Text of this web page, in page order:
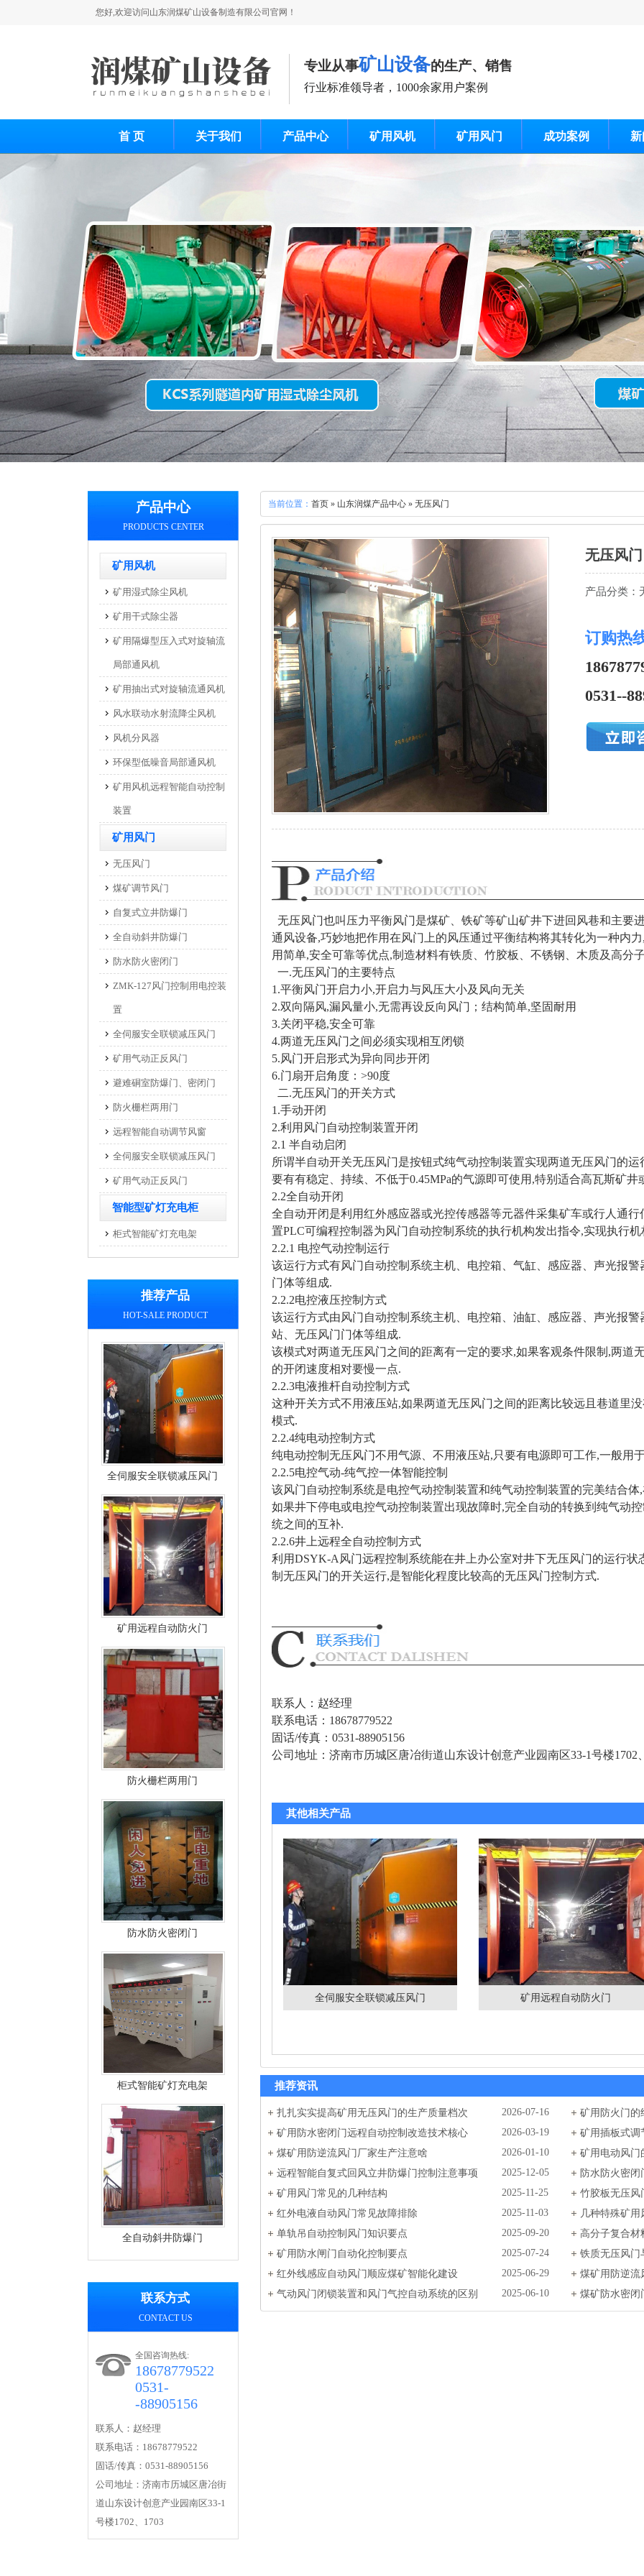
您好,欢迎访问山东润煤矿山设备制造有限公司官网！
专业从事矿山设备的生产、销售
行业标准领导者，1000余家用户案例
首 页 关于我们 产品中心 矿用风机 矿用风门 成功案例
产品中心
PRODUCTS CENTER
矿用风机
矿用湿式除尘风机
矿用干式除尘器
矿用隔爆型压入式对旋轴流
局部通风机
矿用抽出式对旋轴流通风机
风水联动水射流降尘风机
风机分风器
环保型低噪音局部通风机
矿用风机远程智能自动控制
装置
矿用风门
无压风门
煤矿调节风门
自复式立井防爆门
全自动斜井防爆门
防水防火密闭门
ZMK-127风门控制用电控装
置
全伺服安全联锁减压风门
矿用气动正反风门
避难硐室防爆门、密闭门
防火栅栏两用门
远程智能自动调节风窗
全伺服安全联锁减压风门
矿用气动正反风门
智能型矿灯充电柜
柜式智能矿灯充电架
推荐产品
HOT-SALE PRODUCT
全伺服安全联锁减压风门
矿用远程自动防火门
防火栅栏两用门
防水防火密闭门
柜式智能矿灯充电架
全自动斜井防爆门
联系方式
CONTACT US
全国咨询热线:
18678779522
0531-
-88905156
联系人：赵经理
联系电话：18678779522
固话/传真：0531-88905156
公司地址：济南市历城区唐冶街
道山东设计创意产业园南区33-1
号楼1702、1703
当前位置： 首页 » 山东润煤产品中心 » 无压风门
无压风门
产品分类：
订购热
0531--
无压风门也叫压力平衡风门是煤矿、铁矿等矿山矿井下进回风巷和主要
通风设备,巧妙地把作用在风门上的风压通过平衡结构将其转化为一种内
用简单,安全可靠等优点,制造材料有铁质、竹胶板、不锈钢、木质及高分
一.无压风门的主要特点
1.平衡风门开启力小,开启力与风压大小及风向无关
2.双向隔风,漏风量小,无需再设反向风门；结构简单,坚固耐用
3.关闭平稳,安全可靠
4.两道无压风门之间必须实现相互闭锁
5.风门开启形式为异向同步开闭
6.门扇开启角度：>90度
二.无压风门的开关方式
1.手动开闭
2.利用风门自动控制装置开闭
2.1 半自动启闭
所谓半自动开关无压风门是按钮式纯气动控制装置实现两道无压风门的
要有有稳定、持续、不低于0.45MPa的气源即可使用,特别适合高瓦斯矿
2.2全自动开闭
全自动开闭是利用红外感应器或光控传感器等元器件采集矿车或行人通
置PLC可编程控制器为风门自动控制系统的执行机构发出指令,实现执行
2.2.1 电控气动控制运行
该运行方式有风门自动控制系统主机、电控箱、气缸、感应器、声光报
门体等组成.
2.2.2电控液压控制方式
该运行方式由风门自动控制系统主机、电控箱、油缸、感应器、声光报
站、无压风门门体等组成.
该模式对两道无压风门之间的距离有一定的要求,如果客观条件限制,两道
的开闭速度相对要慢一点.
2.2.3电液推杆自动控制方式
这种开关方式不用液压站,如果两道无压风门之间的距离比较远且巷道里
模式.
2.2.4纯电动控制方式
纯电动控制无压风门不用气源、不用液压站,只要有电源即可工作,一般用
2.2.5电控气动-纯气控一体智能控制
该风门自动控制系统是电控气动控制装置和纯气动控制装置的完美结合
如果井下停电或电控气动控制装置出现故障时,完全自动的转换到纯气动
统之间的互补.
2.2.6井上远程全自动控制方式
利用DSYK-A风门远程控制系统能在井上办公室对井下无压风门的运行状
制无压风门的开关运行,是智能化程度比较高的无压风门控制方式.
联系人：赵经理
联系电话： 18678779522
固话/传真：0531-88905156
公司地址：济南市历城区唐冶街道山东设计创意产业园南区33-1号楼1702
其他相关产品
全伺服安全联锁减压风门 矿用远程自动防火门
推荐资讯
2026-07-16
扎扎实实提高矿用无压风门的生产质量档次 矿用防火门的
2026-03-19
矿用防水密闭门远程自动控制改造技术核心 矿用插板式调
2026-01-10
煤矿用防逆流风门厂家生产注意啥 矿用电动风门
2025-12-05
远程智能自复式回风立井防爆门控制注意事项 防水防火密
2025-11-25
矿用风门常见的几种结构 竹胶板无压风
2025-11-03
红外电液自动风门常见故障排除 几种特殊矿
2025-09-20
单轨吊自动控制风门知识要点 高分子复合材
2025-07-24
矿用防水闸门自动化控制要点 铁质无压风门
2025-06-29
红外线感应自动风门顺应煤矿智能化建设 煤矿用防逆流
2025-06-10
气动风门闭锁装置和风门气控自动系统的区别 煤矿防水密闭